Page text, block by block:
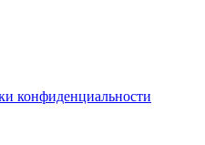
конфиденциальности